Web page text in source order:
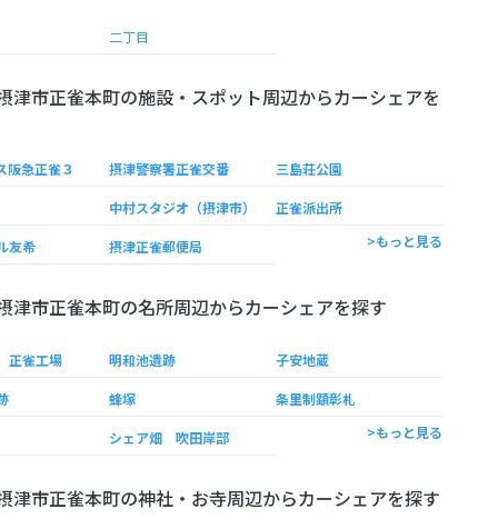
二丁目
津市正雀本町の施設・スポット周辺からカーシェアを
阪急正雀３ 摂津警察署正雀交番 三島荘公園
中村スタジオ（摂津市） 正雀派出所
友希 摂津正雀郵便局 >もっと見る
津市正雀本町の名所周辺からカーシェアを探す
正雀工場 明和池遺跡 子安地蔵
蜂塚 条里制顕彰札
シェア畑 吹田岸部 >もっと見る
津市正雀本町の神社・お寺周辺からカーシェアを探す